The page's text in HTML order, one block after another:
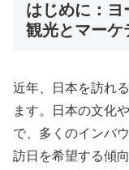
はじめに：ヨ
観光とマーケ
近年、日本を訪れ
ます。日本の文化
で、多くのインバ
訪日を希望する傾